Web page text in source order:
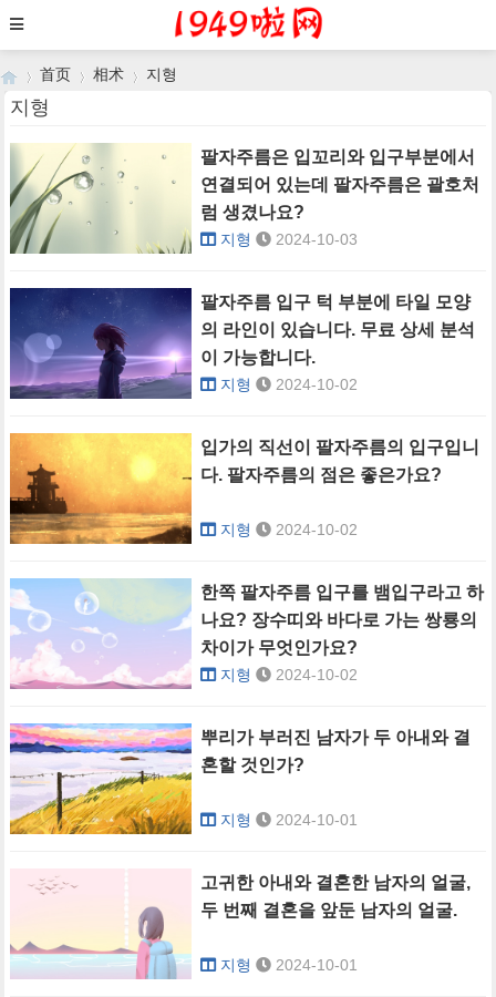
首页
›
相术
›
지형
지형
팔자주름은 입꼬리와 입구부분에서
연결되어 있는데 팔자주름은 괄호처
럼 생겼나요?
지형 2024-10-03
팔자주름 입구 턱 부분에 타일 모양
의 라인이 있습니다. 무료 상세 분석
이 가능합니다.
지형 2024-10-02
입가의 직선이 팔자주름의 입구입니
다. 팔자주름의 점은 좋은가요?
지형 2024-10-02
한쪽 팔자주름 입구를 뱀입구라고 하
나요? 장수띠와 바다로 가는 쌍룡의
차이가 무엇인가요?
지형 2024-10-02
뿌리가 부러진 남자가 두 아내와 결
혼할 것인가?
지형 2024-10-01
고귀한 아내와 결혼한 남자의 얼굴,
두 번째 결혼을 앞둔 남자의 얼굴.
지형 2024-10-01